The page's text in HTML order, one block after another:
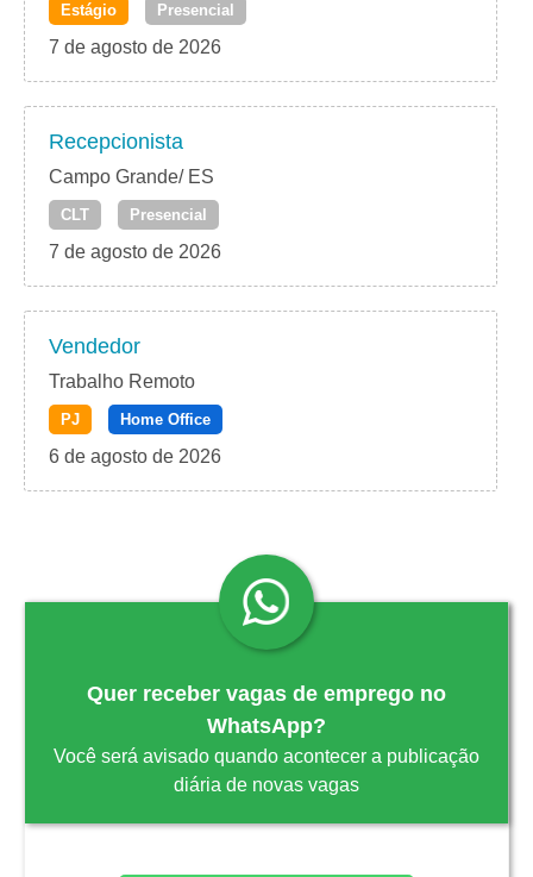
Estágio Presencial
7 de agosto de 2026
Recepcionista
Campo Grande/ ES
CLT Presencial
7 de agosto de 2026
Vendedor
Trabalho Remoto
PJ Home Office
6 de agosto de 2026
Quer receber vagas de emprego no
WhatsApp?
Você será avisado quando acontecer a publicação
diária de novas vagas